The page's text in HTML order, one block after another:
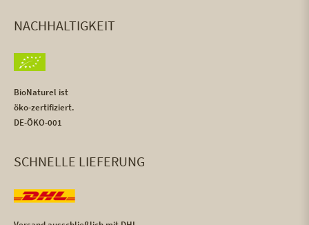
NACHHALTIGKEIT
BioNaturel ist
öko-zertifiziert.
DE-ÖKO-001
SCHNELLE LIEFERUNG